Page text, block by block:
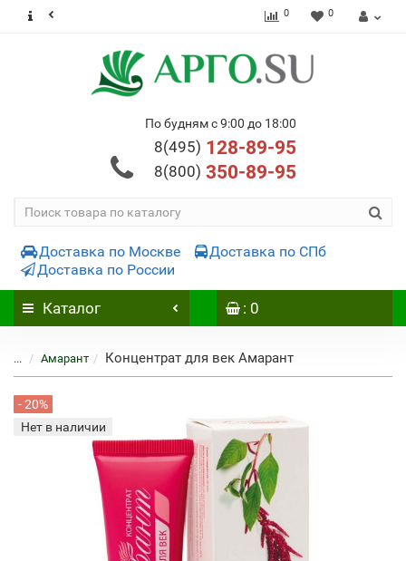
0 0
По будням с 9:00 до 18:00
8(495) 128-89-95
8(800) 350-89-95
Доставка по Москве
Доставка по СПб
Доставка по России
Каталог : 0
... Амарант Концентрат для век Амарант
- 20%
Нет в наличии